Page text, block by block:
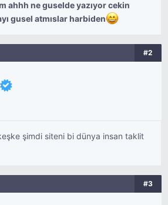
ahhh ne guselde yazıyor cekin
gusel atmıslar harbiden
#2
şimdi siteni bi dünya insan taklit
#3